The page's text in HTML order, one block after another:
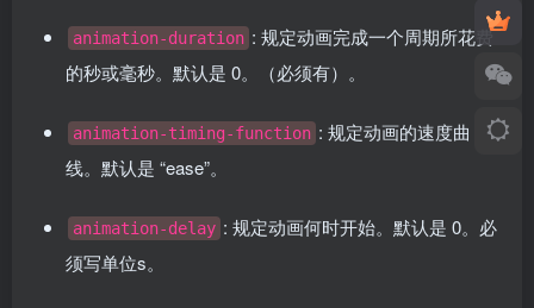
animation-duration : 规定动画完成一个周期所花费
的秒或毫秒。默认是 0。（必须有）。
animation-timing-function : 规定动画的速度曲
线。默认是 “ease”。
animation-delay : 规定动画何时开始。默认是 0。必
须写单位s。